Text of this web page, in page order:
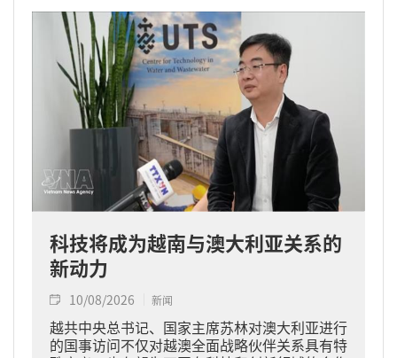
科技将成为越南与澳大利亚关系的
新动力
10/08/2026 新闻
越共中央总书记、国家主席苏林对澳大利亚进行
的国事访问不仅对越澳全面战略伙伴关系具有特